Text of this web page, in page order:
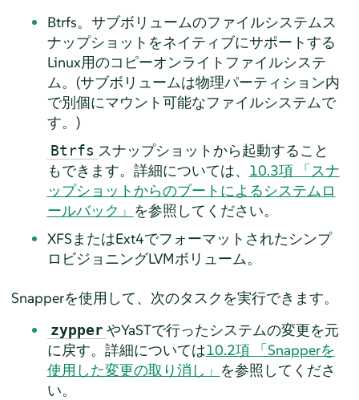
Btrfs。サブボリュームのファイルシステムス
ナップショットをネイティブにサポートする
Linux用のコピーオンライトファイルシステ
ム。(サブボリュームは物理パーティション内
で別個にマウント可能なファイルシステムで
す。)
Btrfs スナップショットから起動すること
もできます。詳細については、 10.3項 「スナ
ップショットからのブートによるシステムロ
ールバック」 を参照してください。
XFSまたはExt4でフォーマットされたシンプ
ロビジョニングLVMボリューム。
Snapperを使用して、次のタスクを実行できます。
zypper やYaSTで行ったシステムの変更を元
に戻す。詳細については10.2項 「Snapperを
使用した変更の取り消し」 を参照してくださ
い。